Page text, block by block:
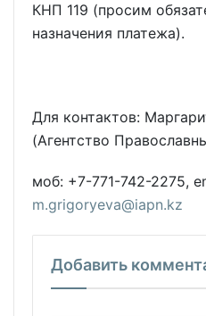
КНП 119 (просим
назначения платежа).
Для контактов:
(Агентство
моб: +7-771-742-2275,
m.grigoryeva@iapn.kz
Добавить